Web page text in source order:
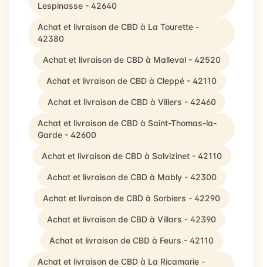
Lespinasse - 42640
Achat et livraison de CBD à La Tourette -
42380
Achat et livraison de CBD à Malleval - 42520
Achat et livraison de CBD à Cleppé - 42110
Achat et livraison de CBD à Villers - 42460
Achat et livraison de CBD à Saint-Thomas-la-
Garde - 42600
Achat et livraison de CBD à Salvizinet - 42110
Achat et livraison de CBD à Mably - 42300
Achat et livraison de CBD à Sorbiers - 42290
Achat et livraison de CBD à Villars - 42390
Achat et livraison de CBD à Feurs - 42110
Achat et livraison de CBD à La Ricamarie -